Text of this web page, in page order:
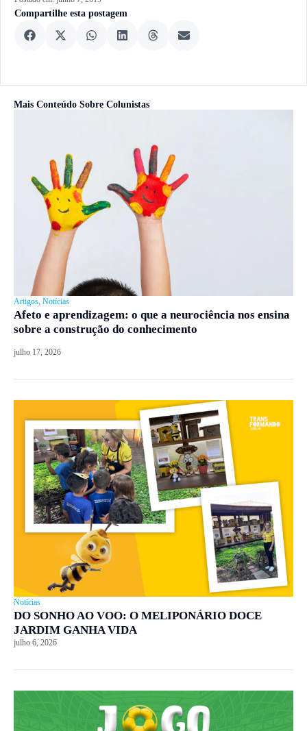
Compartilhe esta postagem
Mais Conteúdo Sobre Colunistas
Artigos, Notícias
Afeto e aprendizagem: o que a neurociência nos ensina
sobre a construção do conhecimento
julho 17, 2026
Notícias
DO SONHO AO VOO: O MELIPONÁRIO DOCE
JARDIM GANHA VIDA
julho 6, 2026